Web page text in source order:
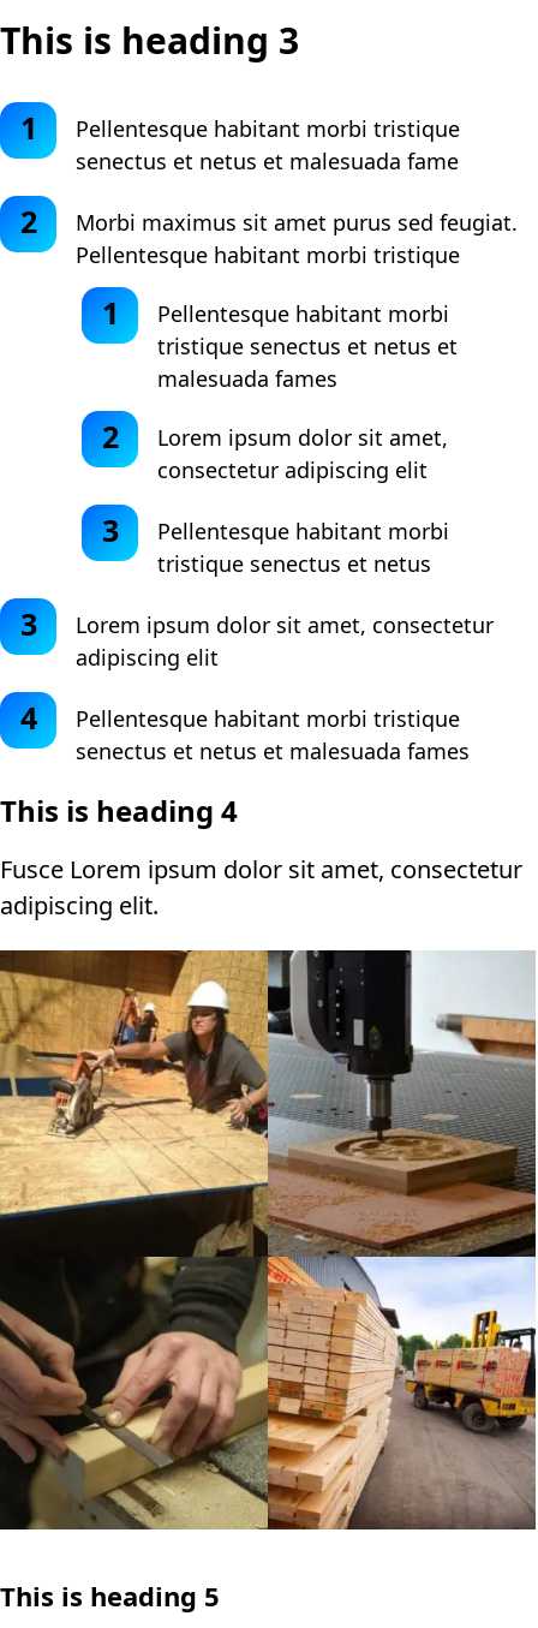
This is heading 3
Pellentesque habitant morbi tristique
senectus et netus et malesuada fame
Morbi maximus sit amet purus sed feugiat.
Pellentesque habitant morbi tristique
Pellentesque habitant morbi
tristique senectus et netus et
malesuada fames
Lorem ipsum dolor sit amet,
consectetur adipiscing elit
Pellentesque habitant morbi
tristique senectus et netus
Lorem ipsum dolor sit amet, consectetur
adipiscing elit
Pellentesque habitant morbi tristique
senectus et netus et malesuada fames
This is heading 4
Fusce Lorem ipsum dolor sit amet, consectetur
adipiscing elit.
This is heading 5